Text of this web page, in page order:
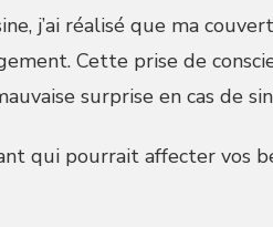
j’ai réalisé que ma
Cette prise de
surprise en cas de
qui pourrait affecter vos